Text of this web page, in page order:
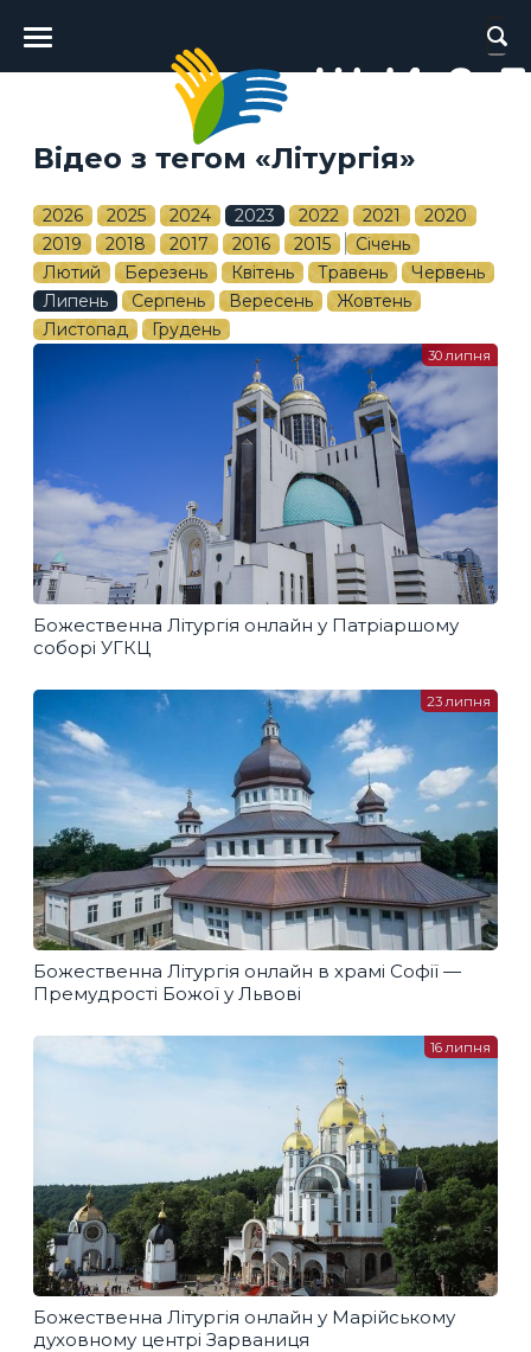
Головне
меню
Відео з тегом «Літургія»
2026 2025 2024 2023 2022 2021
2020
2019
2018 2017 2016 2015
Січень
Лютий
Березень Квітень Травень
Червень
Липень
Серпень Вересень
Жовтень
Листопад
Грудень
Божественна Літургія онлайн у Патріаршому
соборі УГКЦ
30 липня
Божественна Літургія онлайн в храмі Софії —
Премудрості Божої у Львові
23 липня
Божественна Літургія онлайн у Марійському
духовному центрі Зарваниця
16 липня